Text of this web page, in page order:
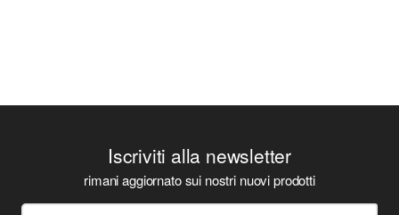
Iscriviti alla newsletter
rimani aggiornato sui nostri nuovi prodotti